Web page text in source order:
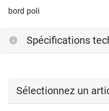
bord poli
Spécifications
Sélectionnez un